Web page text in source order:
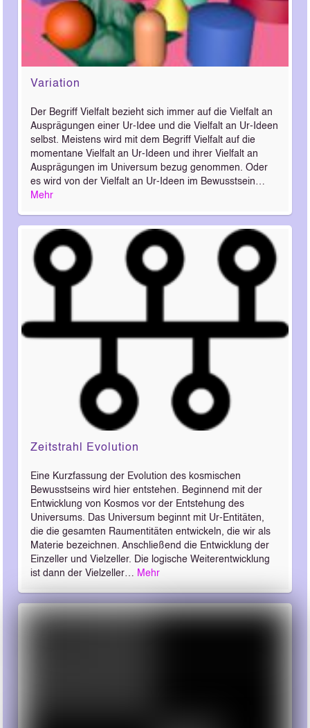
Variation
Der Begriff Vielfalt bezieht sich immer auf die Vielfalt an
Ausprägungen einer Ur-Idee und die Vielfalt an Ur-Ideen
selbst. Meistens wird mit dem Begriff Vielfalt auf die
momentane Vielfalt an Ur-Ideen und ihrer Vielfalt an
Ausprägungen im Universum bezug genommen. Oder
es wird von der Vielfalt an Ur-Ideen im Bewusstsein…
Mehr
Zeitstrahl Evolution
Eine Kurzfassung der Evolution des kosmischen
Bewusstseins wird hier entstehen. Beginnend mit der
Entwicklung von Kosmos vor der Entstehung des
Universums. Das Universum beginnt mit Ur-Entitäten,
die die gesamten Raumentitäten entwickeln, die wir als
Materie bezeichnen. Anschließend die Entwicklung der
Einzeller und Vielzeller. Die logische Weiterentwicklung
ist dann der Vielzeller… Mehr